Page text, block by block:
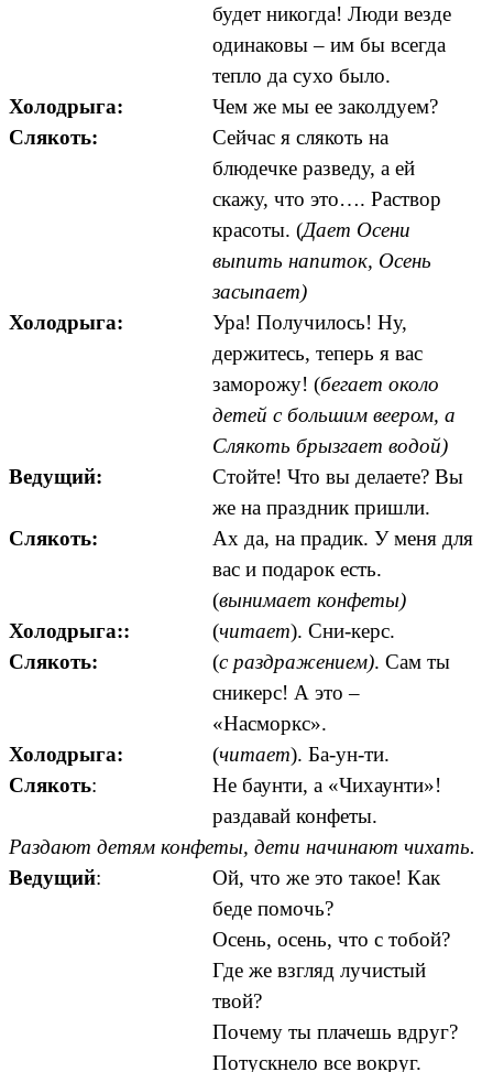
будет никогда! Люди везде
одинаковы – им бы всегда
тепло да сухо было.
Холодрыга:
Чем же мы ее заколдуем?
Слякоть:
Сейчас я слякоть на
блюдечке разведу, а ей
скажу, что это…. Раствор
красоты. (Дает Осени
выпить напиток, Осень
засыпает)
Холодрыга:
Ура! Получилось! Ну,
держитесь, теперь я вас
заморожу! (бегает около
детей с большим веером, а
Слякоть брызгает водой)
Ведущий:
Стойте! Что вы делаете? Вы
же на праздник пришли.
Слякоть:
Ах да, на прадик. У меня для
вас и подарок есть.
(вынимает конфеты)
Холодрыга::
(читает). Сни-керс.
Слякоть:
(с раздражением). Сам ты
сникерс! А это –
«Насморкс».
Холодрыга:
(читает). Ба-ун-ти.
Слякоть:
Не баунти, а «Чихаунти»!
раздавай конфеты.
Раздают детям конфеты, дети начинают чихать.
Ведущий:
Ой, что же это такое! Как
беде помочь?
Осень, осень, что с тобой?
Где же взгляд лучистый
твой?
Почему ты плачешь вдруг?
Потускнело все вокруг.